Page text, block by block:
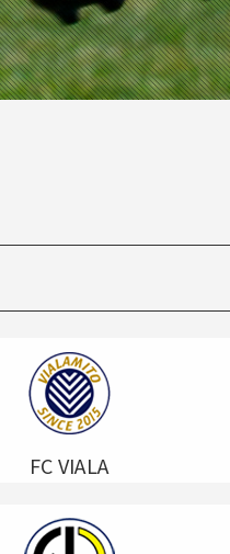
FC VIALA